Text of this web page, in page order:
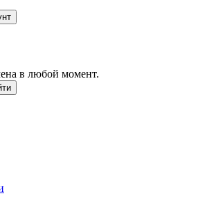
в любой момент.